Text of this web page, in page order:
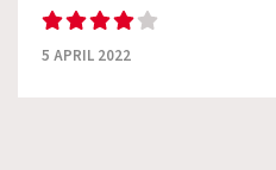
5 APRIL 2022